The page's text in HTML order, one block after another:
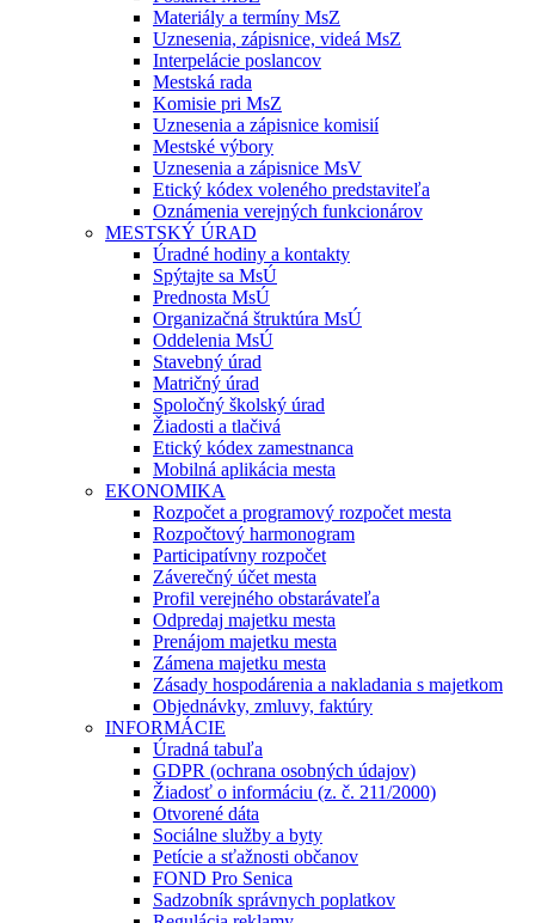
Materiály a termíny MsZ
Uznesenia, zápisnice, videá MsZ
Interpelácie poslancov
Mestská rada
Komisie pri MsZ
Uznesenia a zápisnice komisií
Mestské výbory
Uznesenia a zápisnice MsV
Etický kódex voleného predstaviteľa
Oznámenia verejných funkcionárov
MESTSKÝ ÚRAD
Úradné hodiny a kontakty
Spýtajte sa MsÚ
Prednosta MsÚ
Organizačná štruktúra MsÚ
Oddelenia MsÚ
Stavebný úrad
Matričný úrad
Spoločný školský úrad
Žiadosti a tlačivá
Etický kódex zamestnanca
Mobilná aplikácia mesta
EKONOMIKA
Rozpočet a programový rozpočet mesta
Rozpočtový harmonogram
Participatívny rozpočet
Záverečný účet mesta
Profil verejného obstarávateľa
Odpredaj majetku mesta
Prenájom majetku mesta
Zámena majetku mesta
Zásady hospodárenia a nakladania s majetkom
Objednávky, zmluvy, faktúry
INFORMÁCIE
Úradná tabuľa
GDPR (ochrana osobných údajov)
Žiadosť o informáciu (z. č. 211/2000)
Otvorené dáta
Sociálne služby a byty
Petície a sťažnosti občanov
FOND Pro Senica
Sadzobník správnych poplatkov